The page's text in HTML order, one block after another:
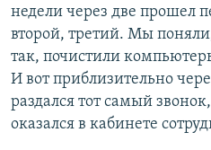
недели через две прошел
второй, третий. Мы
так, почистили
И вот приблизительно
раздался тот самый
оказался в кабинете